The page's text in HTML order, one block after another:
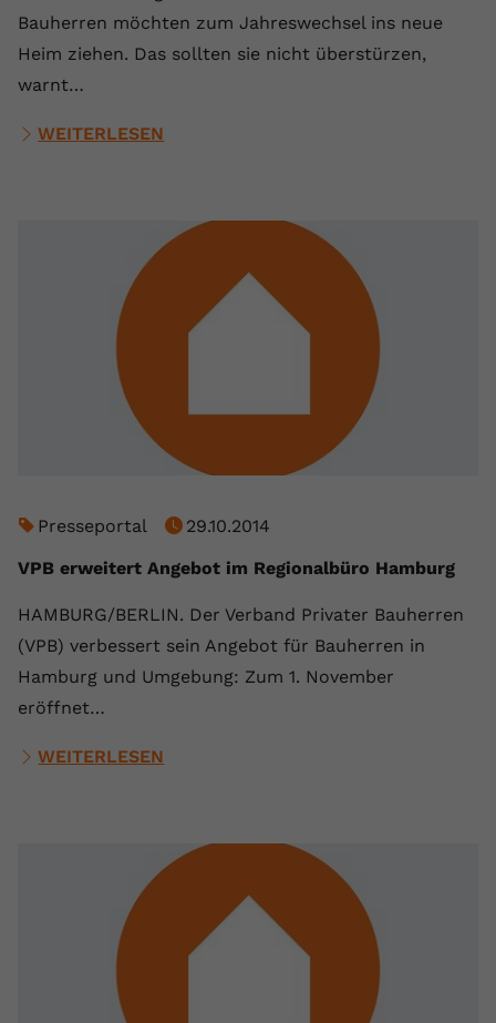
Bauherren möchten zum Jahreswechsel ins neue
Heim ziehen. Das sollten sie nicht überstürzen,
warnt…
WEITERLESEN
Presseportal
29.10.2014
VPB erweitert Angebot im Regionalbüro Hamburg
HAMBURG/BERLIN. Der Verband Privater Bauherren
(VPB) verbessert sein Angebot für Bauherren in
Hamburg und Umgebung: Zum 1. November
eröffnet…
WEITERLESEN